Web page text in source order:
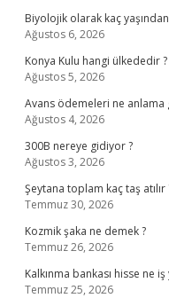
Biyolojik olarak kaç
Ağustos 6, 2026
Konya Kulu hangi ülkededir ?
Ağustos 5, 2026
Avans ödemeleri ne anlama
Ağustos 4, 2026
300B nereye gidiyor ?
Ağustos 3, 2026
Şeytana toplam kaç taş atılır
Temmuz 30, 2026
Kozmik şaka ne demek ?
Temmuz 26, 2026
Kalkınma bankası hisse ne
Temmuz 25, 2026